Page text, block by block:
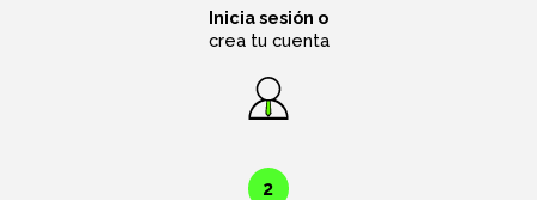
Inicia sesión o
crea tu cuenta
2